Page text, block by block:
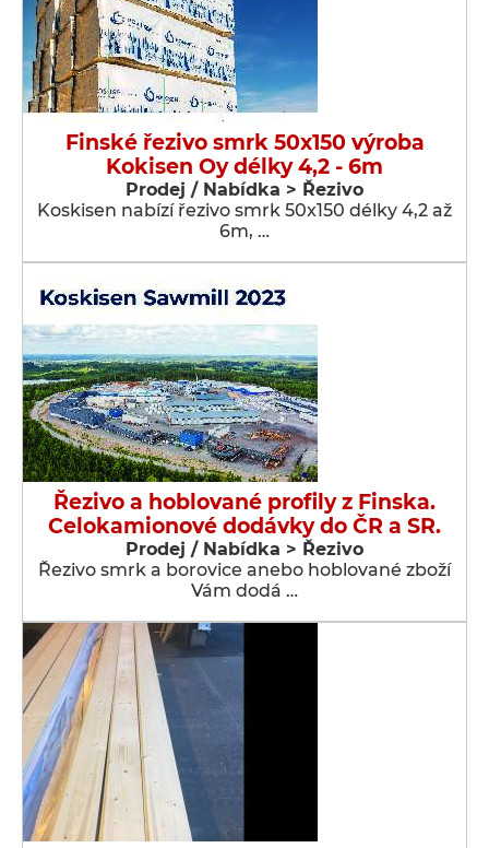
Finské řezivo smrk 50x150 výroba
Kokisen Oy délky 4,2 - 6m
Prodej / Nabídka > Řezivo
Koskisen nabízí řezivo smrk 50x150 délky 4,2 až
6m, …
Řezivo a hoblované profily z Finska.
Celokamionové dodávky do ČR a SR.
Prodej / Nabídka > Řezivo
Řezivo smrk a borovice anebo hoblované zboží
Vám dodá …